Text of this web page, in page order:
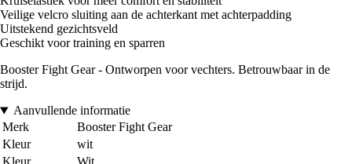
Veilige velcro sluiting aan de achterkant met achterpadding
Uitstekend gezichtsveld
Geschikt voor training en sparren
Booster Fight Gear - Ontworpen voor vechters. Betrouwbaar in de
strijd.
Aanvullende informatie
Merk
Booster Fight Gear
Kleur
wit